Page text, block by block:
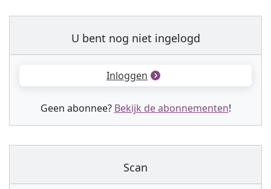
U bent nog niet ingelogd
Inloggen
Geen abonnee? Bekijk de abonnementen!
Scan